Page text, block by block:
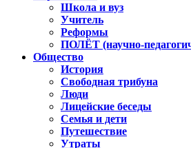
Школа и вуз
Учитель
Реформы
ПОЛЁТ (научно-
Общество
История
Свободная трибуна
Люди
Лицейские беседы
Семья и дети
Путешествие
Утраты